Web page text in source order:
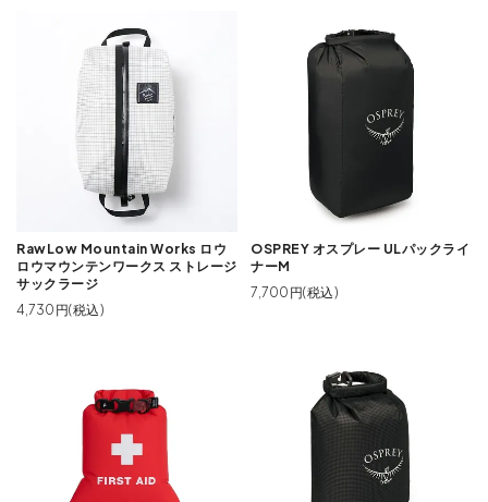
RawLow Mountain Works ロウ
ロウマウンテンワークス ストレージ
サックラージ
4,730円(税込)
OSPREY オスプレー ULパックライ
ナーM
7,700円(税込)